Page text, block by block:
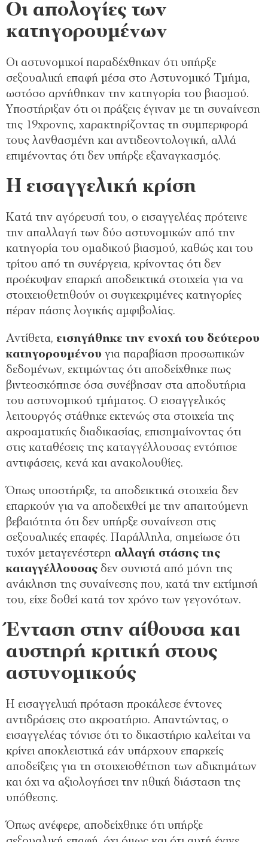
Οι απολογίες των
κατηγορουμένων
Οι αστυνομικοί παραδέχθηκαν ότι υπήρξε
σεξουαλική επαφή μέσα στο Αστυνομικό Τμήμα,
ωστόσο αρνήθηκαν την κατηγορία του βιασμού.
Υποστήριξαν ότι οι πράξεις έγιναν με τη συναίνεση
της 19χρονης, χαρακτηρίζοντας τη συμπεριφορά
τους λανθασμένη και αντιδεοντολογική, αλλά
επιμένοντας ότι δεν υπήρξε εξαναγκασμός.
Η εισαγγελική κρίση
Κατά την αγόρευσή του, ο εισαγγελέας πρότεινε
την απαλλαγή των δύο αστυνομικών από την
κατηγορία του ομαδικού βιασμού, καθώς και του
τρίτου από τη συνέργεια, κρίνοντας ότι δεν
προέκυψαν επαρκή αποδεικτικά στοιχεία για να
στοιχειοθετηθούν οι συγκεκριμένες κατηγορίες
πέραν πάσης λογικής αμφιβολίας.
Αντίθετα, εισηγήθηκε την ενοχή του δεύτερου
κατηγορουμένου για παραβίαση προσωπικών
δεδομένων, εκτιμώντας ότι αποδείχθηκε πως
βιντεοσκόπησε όσα συνέβησαν στα αποδυτήρια
του αστυνομικού τμήματος. Ο εισαγγελικός
λειτουργός στάθηκε εκτενώς στα στοιχεία της
ακροαματικής διαδικασίας, επισημαίνοντας ότι
στις καταθέσεις της καταγγέλλουσας εντόπισε
αντιφάσεις, κενά και ανακολουθίες.
Όπως υποστήριξε, τα αποδεικτικά στοιχεία δεν
επαρκούν για να αποδειχθεί με την απαιτούμενη
βεβαιότητα ότι δεν υπήρξε συναίνεση στις
σεξουαλικές επαφές. Παράλληλα, σημείωσε ότι
τυχόν μεταγενέστερη αλλαγή στάσης της
καταγγέλλουσας δεν συνιστά από μόνη της
ανάκληση της συναίνεσης που, κατά την εκτίμησή
του, είχε δοθεί κατά τον χρόνο των γεγονότων.
Ένταση στην αίθουσα και
αυστηρή κριτική στους
αστυνομικούς
Η εισαγγελική πρόταση προκάλεσε έντονες
αντιδράσεις στο ακροατήριο. Απαντώντας, ο
εισαγγελέας τόνισε ότι το δικαστήριο καλείται να
κρίνει αποκλειστικά εάν υπάρχουν επαρκείς
αποδείξεις για τη στοιχειοθέτηση των αδικημάτων
και όχι να αξιολογήσει την ηθική διάσταση της
υπόθεσης.
Όπως ανέφερε, αποδείχθηκε ότι υπήρξε